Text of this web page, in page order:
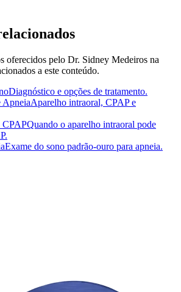
oferecidos pelo Dr. Sidney Medeiros na
a este conteúdo.
Diagnóstico e opções de tratamento.
ApneiaAparelho intraoral, CPAP e
CPAPQuando o aparelho intraoral pode
Exame do sono padrão-ouro para apneia.